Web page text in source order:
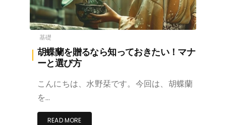
基礎
胡蝶蘭を贈るなら知っておきたい！マナ
ーと選び方
こんにちは、水野栞です。今回は、胡蝶蘭
を…
READ MORE